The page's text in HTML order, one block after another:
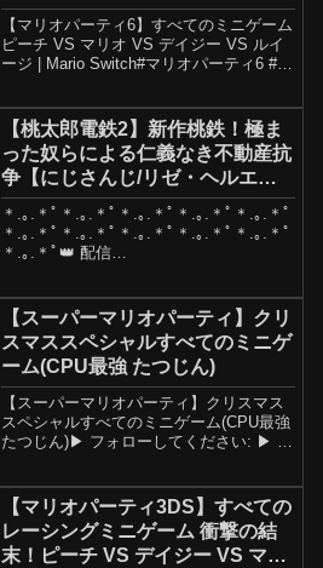
Switch
【マリオパーティ6】すべてのミニゲーム
ピーチ VS マリオ VS デイジー VS ルイ
ージ | Mario Switch#マリオパーティ6 #ピ
ィシリー...
【桃太郎電鉄2】新作桃鉄！極ま
った奴らによる仁義なき不動産抗
争【にじさんじ/リゼ・ヘルエス
タ/加賀美ハヤト/早瀬走/ニュイ・
ソシエール】
＊.｡.＊ﾟ＊.｡.＊ﾟ＊.｡.＊ﾟ＊.｡.＊ﾟ＊.｡.＊ﾟ
＊.｡.＊ﾟ＊.｡.＊ﾟ＊.｡.＊ﾟ＊.｡.＊ﾟ＊.｡.＊ﾟ
＊.｡.＊ﾟ👑 配信
┈┈┈🌈にじさんじ組@Kag...
【スーパーマリオパーティ】クリ
スマススペシャルすべてのミニゲ
ーム(CPU最強 たつじん)
【スーパーマリオパーティ】クリスマス
スペシャルすべてのミニゲーム(CPU最強
たつじん)▶ フォローしてください: ▶ プ
ーティ100ミニゲームコレクション】: ...
【マリオパーティ3DS】すべての
レーシングミニゲーム 衝撃の結
末！ピーチ VS デイジー VS マリ